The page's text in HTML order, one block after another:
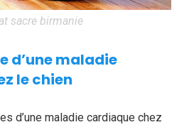
sacre birmanie
d’une maladie
le chien
d’une maladie cardiaque chez